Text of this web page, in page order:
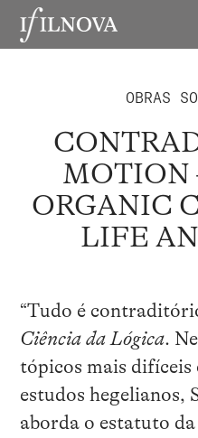
OBRAS
MOTION
ORGANIC
LIFE
“Tudo é
Ciência da Lógica.
tópicos mais difíceis
estudos hegelianos,
aborda o estatuto